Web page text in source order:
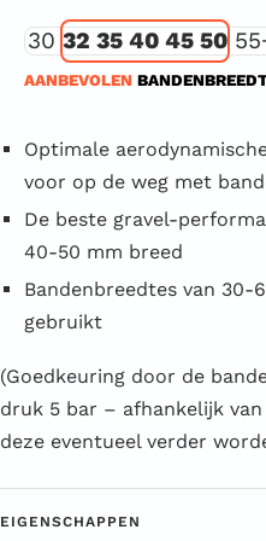
30 32 35 40 45 50
AANBEVOLEN
Optimale
voor op de weg met
De beste gravel-
40-50 mm breed
Bandenbreedtes van 30-
gebruikt
(Goedkeuring door de
druk 5 bar – afhankelijk
deze eventueel verder
EIGENSCHAPPEN